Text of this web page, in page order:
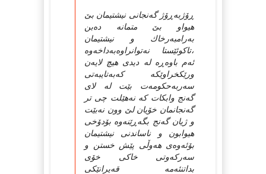
ڕۆژبه‌ڕۆژ گه‌نجانی نیشتیمان بێ‌
هیواو بێ‌ متمانه‌ ده‌بن
به‌رامبه‌رخاك و نیشتیمان
،تاكوئێستا نه‌توانراوه‌به‌داخه‌وه‌
ئه‌م باوه‌ڕه‌ له‌ دیدی هیچ لایه‌ن
ورێكخراوێكه‌ كه‌به‌تایبه‌تی
سه‌ربه‌حكومه‌ت بێت له‌ لای
گه‌نج وابكات كه‌ نه‌هێلت چی تر
گه‌نجانمان خۆیان لێ‌ وون نه‌بێت
و ژیان گه‌نج بگه‌ڕێنه‌وه‌ بۆدۆخی
هیوابون و ناساندنی نیشتیمان
بۆئه‌وه‌ی هه‌وڵی پێش خستن و
سه‌ركه‌وتی خاكی خۆی
بداتنئه‌مه‌ قه‌یرانێكی